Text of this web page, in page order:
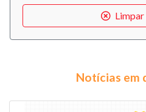
Notícias em